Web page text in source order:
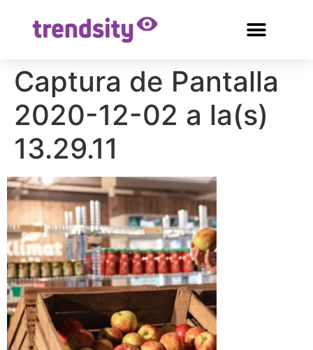
Captura de Pantalla
2020-12-02 a la(s)
13.29.11